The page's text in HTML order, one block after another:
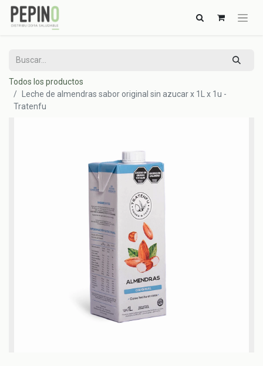
Todos los productos
Leche de almendras sabor original sin azucar x 1L x 1u -
Tratenfu